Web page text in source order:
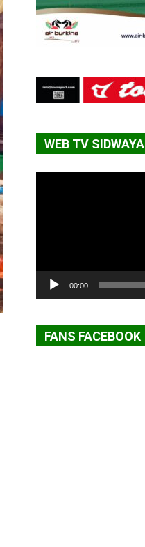
WEB TV SIDWAYA
00:00
FANS FACEBOOK